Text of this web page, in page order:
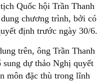
Quốc hội Trần Thanh
chương trình, bởi có
định trước ngày 30/6.
trên, ông Trần Thanh
dự thảo Nghị quyết
môn đặc thù trong lĩnh